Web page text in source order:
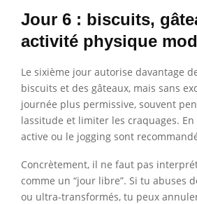
Jour 6 : biscuits,
activité physique
Le sixième jour autorise davantage
biscuits et des gâteaux, mais sans
journée plus permissive, souvent
lassitude et limiter les craquages.
active ou le jogging sont
Concrètement, il ne faut pas
comme un “jour libre”. Si tu abuses
ou ultra-transformés, tu peux